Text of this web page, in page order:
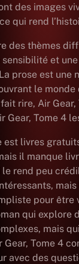
des images
qui rend
des thèmes
et
prose est une
le monde
rire, Air Gear,
Gear, Tome 4
est livres
il manque
le rend peu
mais
pour être
qui explore
mais
Tome 4
avec des